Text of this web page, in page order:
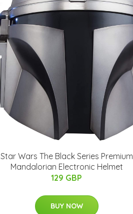
Star Wars The Black Series Premium
Mandalorian Electronic Helmet
129 GBP
BUY NOW